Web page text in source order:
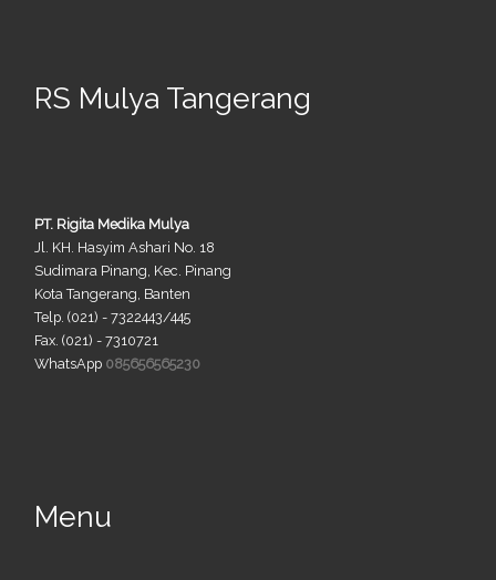
RS Mulya Tangerang
PT. Rigita Medika Mulya
Jl. KH. Hasyim Ashari No. 18
Sudimara Pinang, Kec. Pinang
Kota Tangerang, Banten
Telp. (021) - 7322443/445
Fax. (021) - 7310721
WhatsApp 085656565230
Menu